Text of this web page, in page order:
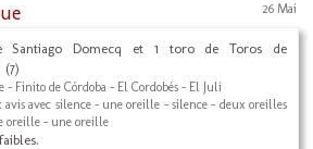
26 Mai
Santiago Domecq et 1 toro de Toros de
(7)
- Finito de Córdoba - El Cordobés - El Juli
avis avec silence - une oreille - silence - deux oreilles
oreille - une oreille